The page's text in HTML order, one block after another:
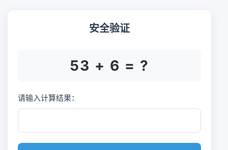
安全验证
53 + 6 = ?
请输入计算结果：